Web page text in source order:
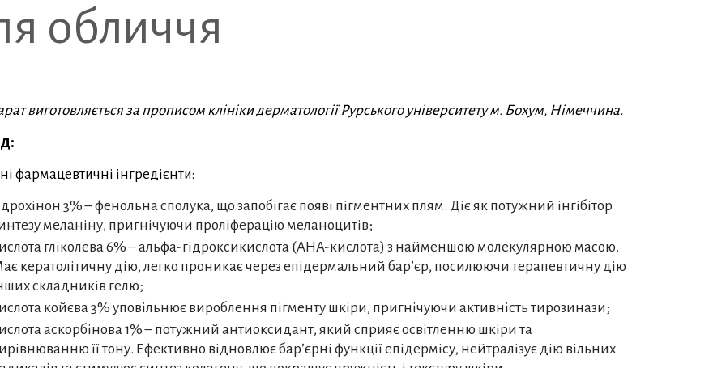
обличчя
виготовляється за прописом клініки дерматології Рурського університету м. Бохум, Німеччина.
фармацевтичні інгредієнти:
3% – фенольна сполука, що запобігає появі пігментних плям. Діє як потужний інгібітор
меланіну, пригнічуючи проліферацію меланоцитів;
гліколева 6% – альфа-гідроксикислота (AHA-кислота) з найменшою молекулярною масою.
кератолітичну дію, легко проникає через епідермальний бар’єр, посилюючи терапевтичну дію
складників гелю;
койєва 3% уповільнює вироблення пігменту шкіри, пригнічуючи активність тирозинази;
аскорбінова 1% – потужний антиоксидант, який сприяє освітленню шкіри та
її тону. Ефективно відновлює бар’єрні функції епідермісу, нейтралізує дію вільних